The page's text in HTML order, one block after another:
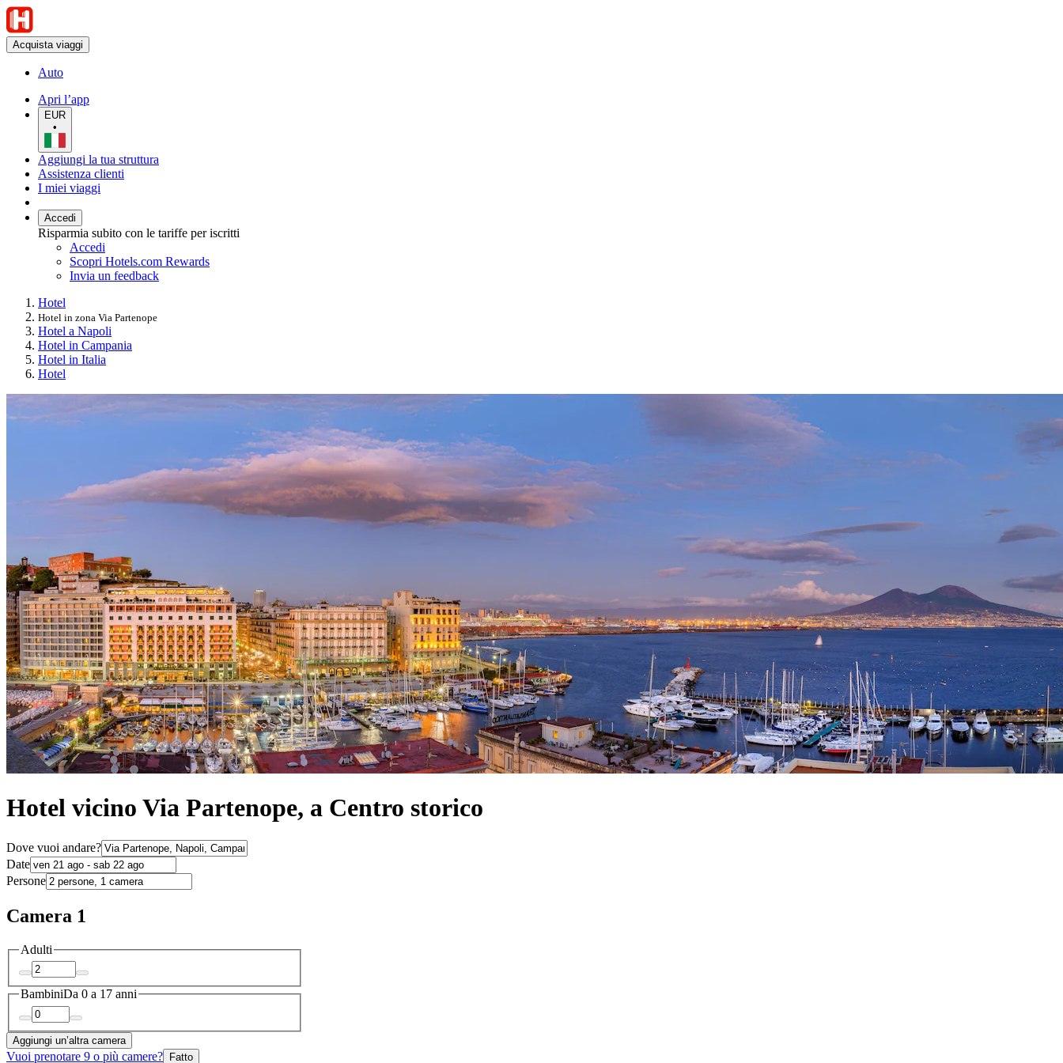
Acquista viaggi
Auto
Apri l’app
EUR
•
Aggiungi la tua struttura
Assistenza clienti
I miei viaggi
Accedi
Risparmia subito con le tariffe per iscritti
Accedi
Scopri Hotels.com Rewards
Invia un feedback
Hotel
Hotel in zona Via Partenope
Hotel a Napoli
Hotel in Campania
Hotel in Italia
Hotel
Hotel vicino Via Partenope, a Centro storico
Dove vuoi andare?
Date
Persone
Camera 1
Adulti
BambiniDa 0 a 17 anni
Aggiungi un’altra camera
Vuoi prenotare 9 o più camere? Fatto